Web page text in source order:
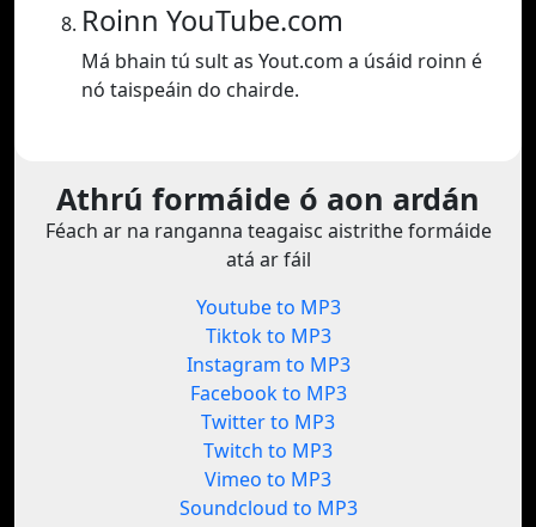
Roinn YouTube.com
Má bhain tú sult as Yout.com a úsáid roinn é
nó taispeáin do chairde.
Athrú formáide ó aon ardán
Féach ar na ranganna teagaisc aistrithe formáide
atá ar fáil
Youtube to MP3
Tiktok to MP3
Instagram to MP3
Facebook to MP3
Twitter to MP3
Twitch to MP3
Vimeo to MP3
Soundcloud to MP3